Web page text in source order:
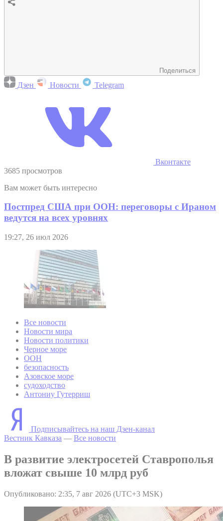
Поделиться
Дзен Новости Telegram
Вконтакте
3685 просмотров
Вам может быть интересно
Постпред США при ООН: переговоры с Ираном
ведутся на всех уровнях
19:27, 26 июл 2026
Все новости
Новости мира
Новости политики
Черное море
ООН
безопасность
Азовское море
судоходство
Антониу Гутерриш
Подписывайтесь на наш Дзен-канал
Вестник Кавказа — Все новости
В развитие электросетей Ставрополья
вложат свыше 10 млрд руб
Опубликовано: 2:35, 7 авг 2026 (UTC+3 MSK)